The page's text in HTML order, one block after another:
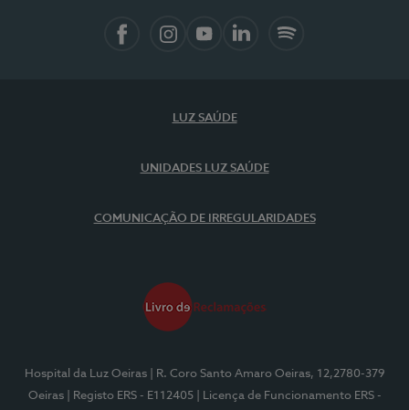
LUZ SAÚDE
UNIDADES LUZ SAÚDE
COMUNICAÇÃO DE IRREGULARIDADES
Hospital da Luz Oeiras
| R. Coro Santo Amaro Oeiras, 12,2780-379
Oeiras
| Registo ERS - E112405
| Licença de Funcionamento ERS -